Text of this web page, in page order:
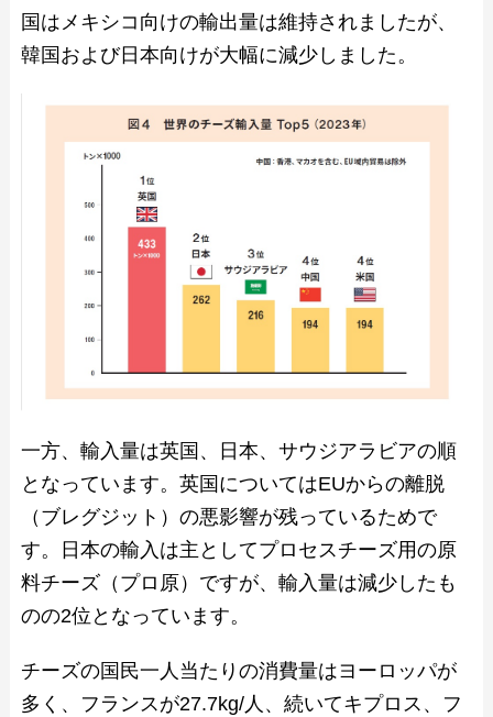
国はメキシコ向けの輸出量は維持されましたが、
韓国および日本向けが大幅に減少しました。
一方、輸入量は英国、日本、サウジアラビアの順
となっています。英国についてはEUからの離脱
（ブレグジット）の悪影響が残っているためで
す。日本の輸入は主としてプロセスチーズ用の原
料チーズ（プロ原）ですが、輸入量は減少したも
のの2位となっています。
チーズの国民一人当たりの消費量はヨーロッパが
多く、フランスが27.7kg/人、続いてキプロス、フ